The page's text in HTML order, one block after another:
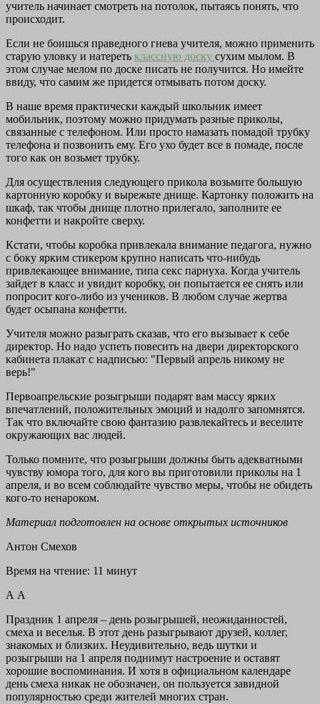
учитель начинает смотреть на потолок, пытаясь понять, что
происходит.
Если не боишься праведного гнева учителя, можно применить
старую уловку и натереть классную доску сухим мылом. В
этом случае мелом по доске писать не получится. Но имейте
ввиду, что самим же придется отмывать потом доску.
В наше время практически каждый школьник имеет
мобильник, поэтому можно придумать разные приколы,
связанные с телефоном. Или просто намазать помадой трубку
телефона и позвонить ему. Его ухо будет все в помаде, после
того как он возьмет трубку.
Для осуществления следующего прикола возьмите большую
картонную коробку и вырежьте днище. Картонку положить на
шкаф, так чтобы днище плотно прилегало, заполните ее
конфетти и накройте сверху.
Кстати, чтобы коробка привлекала внимание педагога, нужно
с боку ярким стикером крупно написать что-нибудь
привлекающее внимание, типа секс парнуха. Когда учитель
зайдет в класс и увидит коробку, он попытается ее снять или
попросит кого-либо из учеников. В любом случае жертва
будет осыпана конфетти.
Учителя можно разыграть сказав, что его вызывает к себе
директор. Но надо успеть повесить на двери директорского
кабинета плакат с надписью: "Первый апрель никому не
верь!"
Первоапрельские розыгрыши подарят вам массу ярких
впечатлений, положительных эмоций и надолго запомнятся.
Так что включайте свою фантазию развлекайтесь и веселите
окружающих вас людей.
Только помните, что розыгрыши должны быть адекватными
чувству юмора того, для кого вы приготовили приколы на 1
апреля, и во всем соблюдайте чувство меры, чтобы не обидеть
кого-то ненароком.
Материал подготовлен на основе открытых источников
Антон Смехов
Время на чтение: 11 минут
А А
Праздник 1 апреля – день розыгрышей, неожиданностей,
смеха и веселья. В этот день разыгрывают друзей, коллег,
знакомых и близких. Неудивительно, ведь шутки и
розыгрыши на 1 апреля поднимут настроение и оставят
хорошие воспоминания. И хотя в официальном календаре
день смеха никак не обозначен, он пользуется завидной
популярностью среди жителей многих стран.